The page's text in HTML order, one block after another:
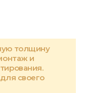
толщину
и
своего